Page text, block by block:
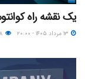
یک نقشه راه